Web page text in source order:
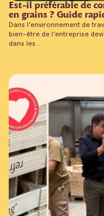
Est-il préférable de
en grains ? Guide
Dans l'environnement de
bien-être de l'entreprise
dans les...